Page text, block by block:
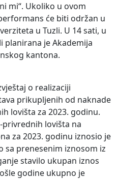
mi“. Ukoliko u ovom
će biti održan u
u Tuzli. U 14 sati, u
planirana je Akademija
kantona.
o realizaciji
prikupljenih od naknade
lovišta za 2023. godinu.
lovišta na
za 2023. godinu iznosio je
sa prenesenim iznosom iz
stavilo ukupan iznos
godine ukupno je